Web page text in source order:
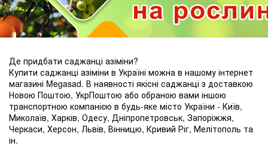
Де придбати саджанці азіміни?
Купити саджанці азіміни в Україні можна в нашому інтернет
магазині Megasad. В наявності якісні саджанці з доставкою
Новою Поштою, УкрПоштою або обраною вами іншою
транспортною компанією в будь-яке місто України - Київ,
Миколаїв, Харків, Одесу, Дніпропетровськ, Запоріжжя,
Черкаси, Херсон, Львів, Вінницю, Кривий Ріг, Мелітополь та
ін.